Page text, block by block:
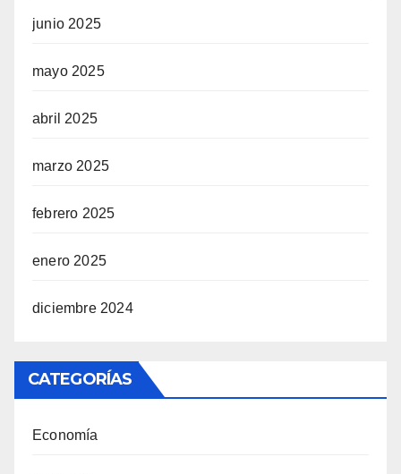
junio 2025
mayo 2025
abril 2025
marzo 2025
febrero 2025
enero 2025
diciembre 2024
CATEGORÍAS
Economía